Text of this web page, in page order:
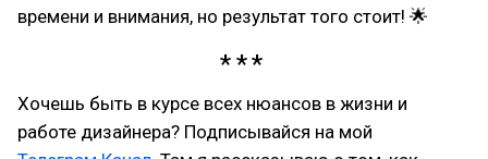
времени и внимания, но результат того стоит! 🌟
Хочешь быть в курсе всех нюансов в жизни и
работе дизайнера? Подписывайся на мой